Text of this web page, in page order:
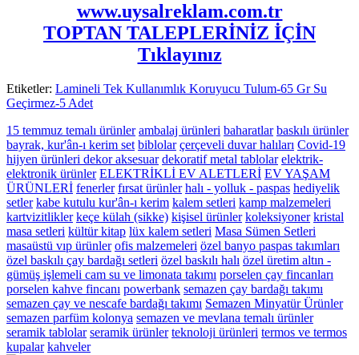
www.uysalreklam.com.tr
TOPTAN TALEPLERİNİZ İÇİN
Tıklayınız
Etiketler: Lamineli Tek Kullanımlık Koruyucu Tulum-65 Gr Su
Geçirmez-5 Adet
15 temmuz temalı ürünler ambalaj ürünleri baharatlar baskılı ürünler
bayrak, kur'ân-ı kerim set biblolar çerçeveli duvar halıları Covid-19
hijyen ürünleri dekor aksesuar dekoratif metal tablolar elektrik-
elektronik ürünler ELEKTRİKLİ EV ALETLERİ EV YAŞAM
ÜRÜNLERİ fenerler fırsat ürünler halı - yolluk - paspas hediyelik
setler kabe kutulu kur'ân-ı kerim kalem setleri kamp malzemeleri
kartvizitlikler keçe külah (sikke) kişisel ürünler koleksiyoner kristal
masa setleri kültür kitap lüx kalem setleri Masa Sümen Setleri
masaüstü vıp ürünler ofis malzemeleri özel banyo paspas takımları
özel baskılı çay bardağı setleri özel baskılı halı özel üretim altın -
gümüş işlemeli cam su ve limonata takımı porselen çay fincanları
porselen kahve fincanı powerbank semazen çay bardağı takımı
semazen çay ve nescafe bardağı takımı Semazen Minyatür Ürünler
semazen parfüm kolonya semazen ve mevlana temalı ürünler
seramik tablolar seramik ürünler teknoloji ürünleri termos ve termos
kupalar kahveler